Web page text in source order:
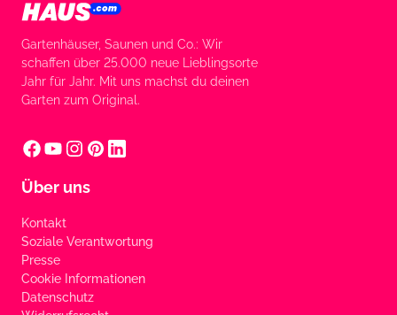
Gartenhäuser, Saunen und Co.: Wir
schaffen über 25.000 neue Lieblingsorte
Jahr für Jahr. Mit uns machst du deinen
Garten zum Original.
Über uns
Kontakt
Soziale Verantwortung
Presse
Cookie Informationen
Datenschutz